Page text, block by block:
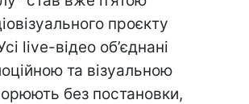
проєкту
live-відео об’єднані
та візуальною
без постановки,